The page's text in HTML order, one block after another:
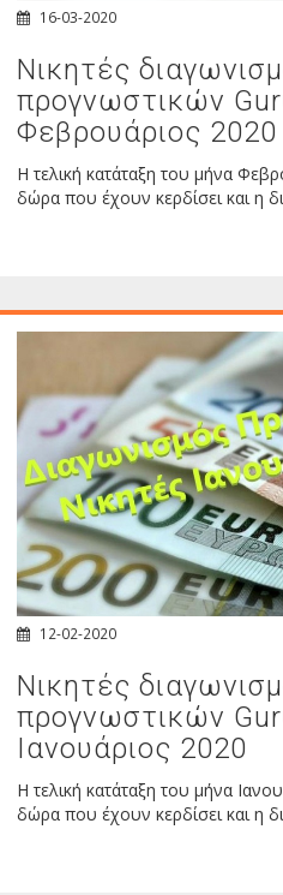
16-03-2020
Νικητές
προγνωστικών
Φεβρουάριος 2020
Η τελική κατάταξη του μήνα
δώρα που έχουν κερδίσει και η
12-02-2020
Νικητές
προγνωστικών
Ιανουάριος 2020
Η τελική κατάταξη του μήνα
δώρα που έχουν κερδίσει και η